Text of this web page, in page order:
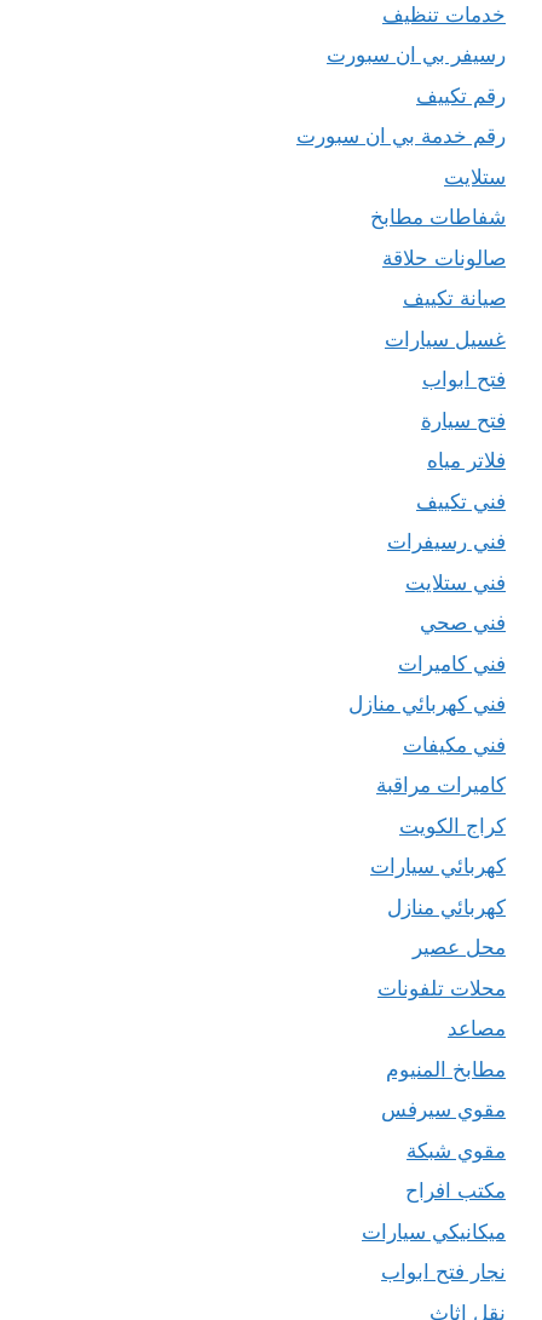
خدمات تنظيف
رسيفر بي ان سبورت
رقم تكييف
رقم خدمة بي ان سبورت
ستلايت
شفاطات مطابخ
صالونات حلاقة
صيانة تكييف
غسيل سيارات
فتح ابواب
فتح سيارة
فلاتر مياه
فني تكييف
فني رسيفرات
فني ستلايت
فني صحي
فني كاميرات
فني كهربائي منازل
فني مكيفات
كاميرات مراقبة
كراج الكويت
كهربائي سيارات
كهربائي منازل
محل عصير
محلات تلفونات
مصاعد
مطابخ المنيوم
مقوي سيرفس
مقوي شبكة
مكتب افراح
ميكانيكي سيارات
نجار فتح ابواب
نقل اثاث